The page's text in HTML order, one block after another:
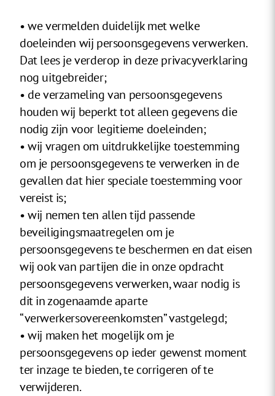
• we vermelden duidelijk met welke
doeleinden wij persoonsgegevens verwerken.
Dat lees je verderop in deze privacyverklaring
nog uitgebreider;
• de verzameling van persoonsgegevens
houden wij beperkt tot alleen gegevens die
nodig zijn voor legitieme doeleinden;
• wij vragen om uitdrukkelijke toestemming
om je persoonsgegevens te verwerken in de
gevallen dat hier speciale toestemming voor
vereist is;
• wij nemen ten allen tijd passende
beveiligingsmaatregelen om je
persoonsgegevens te beschermen en dat eisen
wij ook van partijen die in onze opdracht
persoonsgegevens verwerken, waar nodig is
dit in zogenaamde aparte
“verwerkersovereenkomsten” vastgelegd;
• wij maken het mogelijk om je
persoonsgegevens op ieder gewenst moment
ter inzage te bieden, te corrigeren of te
verwijderen.